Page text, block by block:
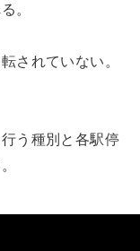
。
されていない。
う種別と各駅停